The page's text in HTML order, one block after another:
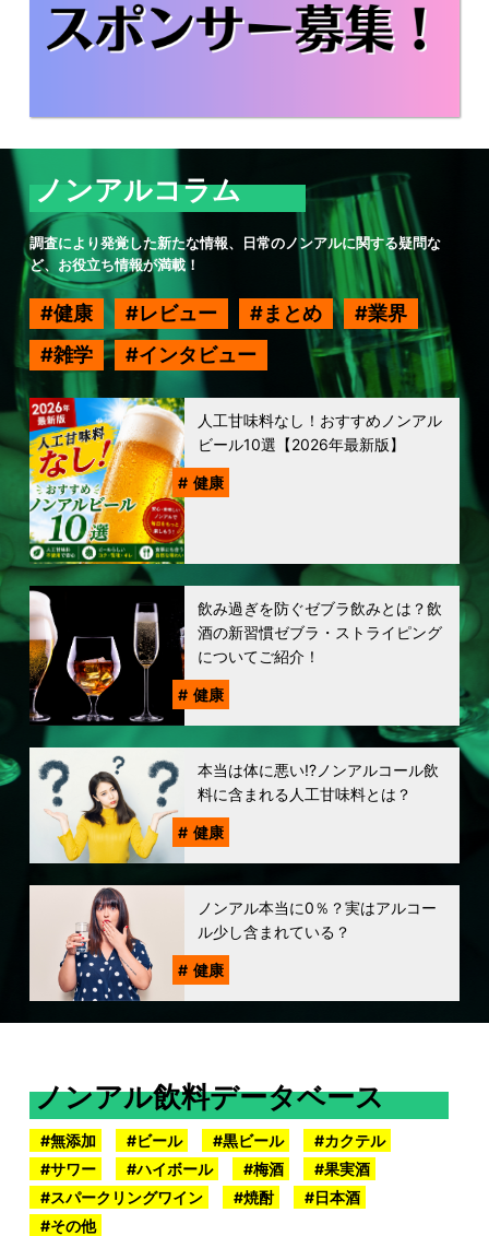
ノンアルコラム
調査により発覚した新たな情報、日常のノンアルに関する疑問な
ど、お役立ち情報が満載！
健康 レビュー まとめ
業界
雑学
インタビュー
人工甘味料なし！おすすめノンアル
ビール10選【2026年最新版】
健康
飲み過ぎを防ぐゼブラ飲みとは？飲
酒の新習慣ゼブラ・ストライピング
についてご紹介！
健康
本当は体に悪い!?ノンアルコール飲
料に含まれる人工甘味料とは？
健康
ノンアル本当に0％？実はアルコー
ル少し含まれている？
健康
ノンアル飲料データベース
無添加 ビール 黒ビール
カクテル
サワー
ハイボール 梅酒
果実酒
スパークリングワイン
焼酎
日本酒
その他